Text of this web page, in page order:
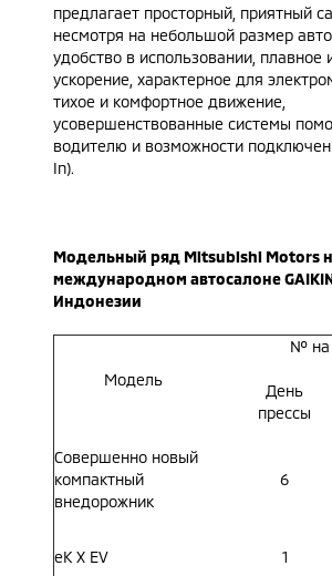
предлагает просторный, приятный
несмотря на небольшой размер
удобство в использовании, плавное
ускорение, характерное для
тихое и комфортное движение,
усовершенствованные системы
водителю и возможности
In).
Модельный ряд Mitsubishi Motors
международном автосалоне
Индонезии
Модель
№ на
День
прессы
Совершенно новый
компактный
внедорожник
6
eK X EV 1